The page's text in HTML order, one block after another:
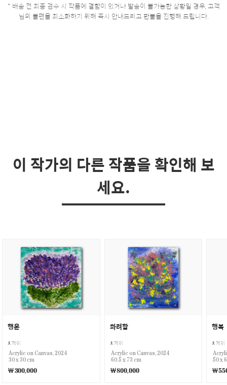
* 배송 전 최종 검수 시 작품에 결함이 있거나 발송이 불가능한 상황일 경우, 고객
님의 불편을 최소화하기 위해 즉시 안내드리고 환불을 진행해 드립니다.
이 작가의 다른 작품을 확인해 보
세요.
행운
제이
Acrylic on Canvas, 2024
30 x 30 cm
￦300,000
화려함
제이
Acrylic on Canvas, 2024
60.5 x 73 cm
￦800,000
행복
제이
50 x
￦